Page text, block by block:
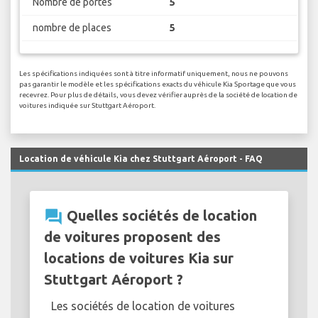
nombre de places 5
Les spécifications indiquées sont à titre informatif uniquement, nous ne pouvons
pas garantir le modèle et les spécifications exacts du véhicule Kia Sportage que vous
recevrez. Pour plus de détails, vous devez vérifier auprès de la société de location de
voitures indiquée sur Stuttgart Aéroport.
Location de véhicule Kia chez Stuttgart Aéroport - FAQ
question_answer Quelles sociétés de location
de voitures proposent des
locations de voitures Kia sur
Stuttgart Aéroport ?
Les sociétés de location de voitures